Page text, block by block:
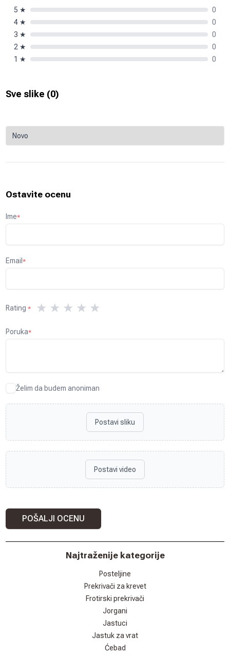
5 ★
0
4 ★
0
3 ★
0
2 ★
0
1 ★ 0
Sve slike (0)
Ostavite ocenu
Ime*
Email*
Rating * ★ ★ ★ ★ ★
Poruka*
Želim da budem anoniman
Postavi sliku
Postavi video
POŠALJI OCENU
Najtraženije kategorije
Posteljine
Prekrivači za krevet
Frotirski prekrivači
Jorgani
Jastuci
Jastuk za vrat
Ćebad